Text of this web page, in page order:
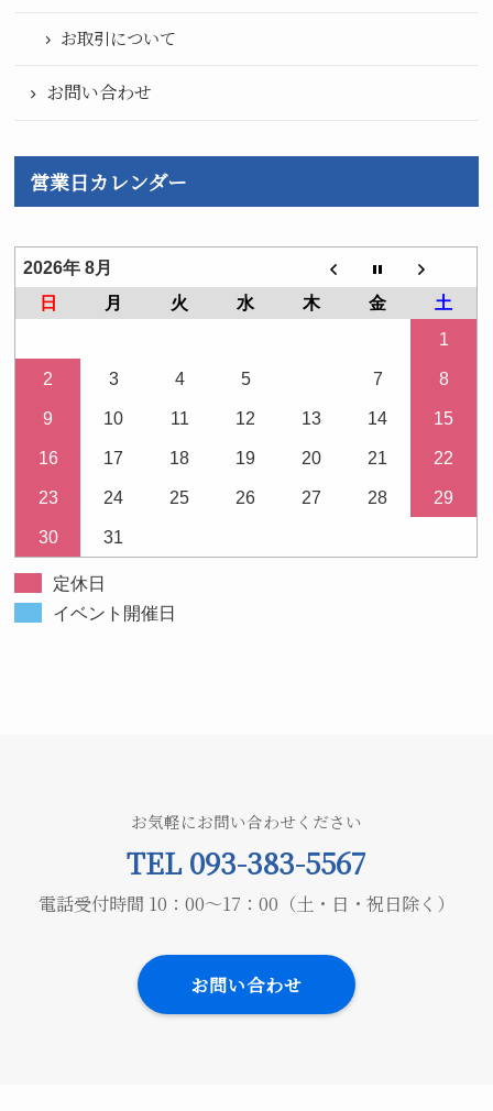
お取引について
お問い合わせ
営業日カレンダー
2026年 8月
日
月 火 水 木 金
土
1
2
3 4 5 7
8
9
10 11 12 13 14
15
16
17 18 19 20 21
22
23
24 25 26 27 28
29
30
31
定休日
イベント開催日
お気軽にお問い合わせください
TEL 093-383-5567
電話受付時間 10：00～17：00（土・日・祝日除く）
お問い合わせ